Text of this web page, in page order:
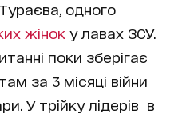
одного
жінок у лавах ЗСУ.
поки зберігає
за 3 місяці війни
У трійку лідерів в